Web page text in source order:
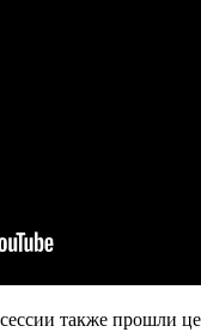
также прошли